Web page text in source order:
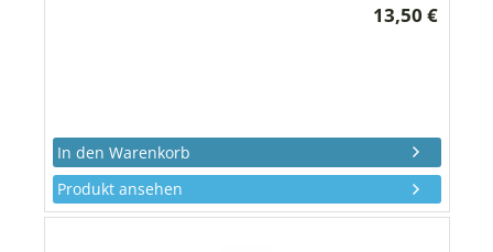
13,50 €
Produkt ansehen